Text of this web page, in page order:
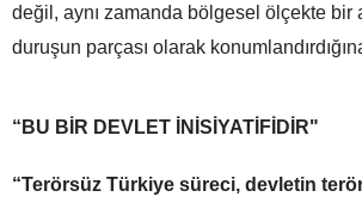
değil, aynı zamanda bölgesel ölçekte bir
duruşun parçası olarak
“BU BİR DEVLET İNİSİYATİFİDİR"
“Terörsüz Türkiye süreci, devletin